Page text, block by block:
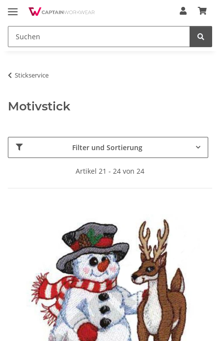
Stickservice
Motivstick
Filter und Sortierung
Artikel 21 - 24 von 24